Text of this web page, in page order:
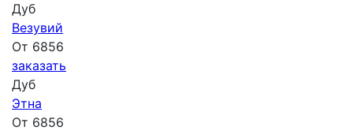
Дуб
Везувий
От 6856
заказать
Дуб
Этна
От 6856